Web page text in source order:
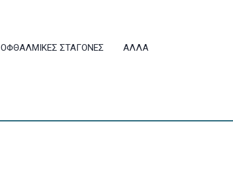
ΟΦΘΑΛΜΙΚΕΣ ΣΤΑΓΟΝΕΣ ΑΛΛΑ